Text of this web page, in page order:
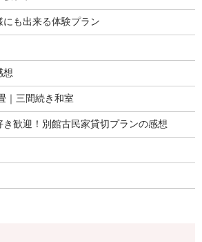
も出来る体験プラン
想
｜三間続き和室
き歓迎！別館古民家貸切プランの感想